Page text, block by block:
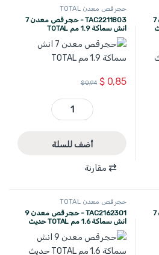
TAC2161801 - حجر قص معدن 7
حجر قص معدن TOTAL
TAC2211803 - حجر قص معدن 7
انش سماكة 1.9 مم TOTAL
$0,85
$0,94
TAC2211803 - حجر قص معدن 7 انش سماكة 1.9 مم TOTAL quantity
أضف للسلة
مقارنة
TAC2211801 - حجر قص معدن 7
حجر قص معدن TOTAL
TAC2162301 - حجر قص معدن 9
انش سماكة 1.6 مم TOTAL حديث